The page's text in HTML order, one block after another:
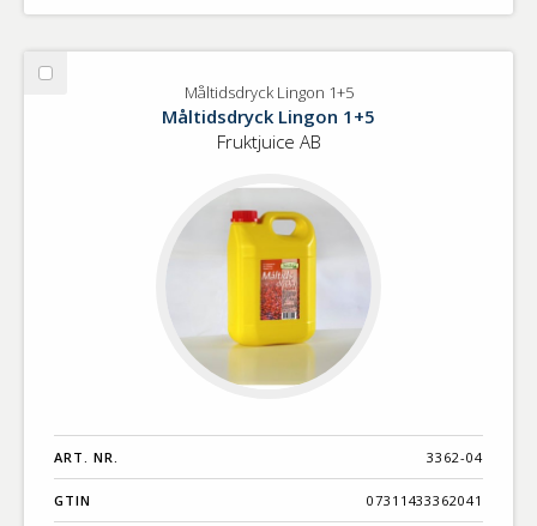
Välj
Måltidsdryck Lingon 1+5
Måltidsdryck Lingon 1+5
Fruktjuice AB
ART. NR. 3362-04
GTIN 07311433362041